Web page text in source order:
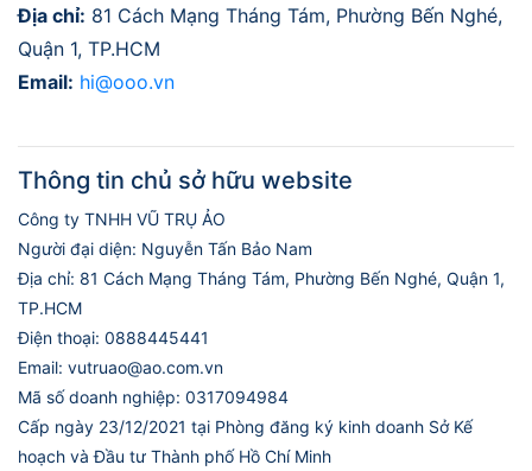
Địa chỉ: 81 Cách Mạng Tháng Tám, Phường Bến Nghé,
Quận 1, TP.HCM
Email: hi@ooo.vn
Thông tin chủ sở hữu website
Công ty TNHH VŨ TRỤ ẢO
Người đại diện: Nguyễn Tấn Bảo Nam
Địa chỉ: 81 Cách Mạng Tháng Tám, Phường Bến Nghé, Quận 1,
TP.HCM
Điện thoại: 0888445441
Email: vutruao@ao.com.vn
Mã số doanh nghiệp: 0317094984
Cấp ngày 23/12/2021 tại Phòng đăng ký kinh doanh Sở Kế
hoạch và Đầu tư Thành phố Hồ Chí Minh